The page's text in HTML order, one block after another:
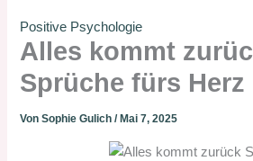
Positive Psychologie
Alles kommt
Sprüche fürs Herz
VonSophie Gulich/ Mai 7, 2025